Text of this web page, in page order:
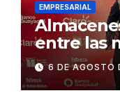
EMPRESARIAL
entre las
6 DE AGOSTO